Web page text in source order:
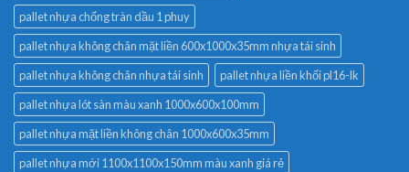
pallet nhựa chống tràn dầu 1 phuy
pallet nhựa không chân mặt liền 600x1000x35mm nhựa tái sinh
pallet nhựa không chân nhựa tái sinh
pallet nhựa liền khối pl16-lk
pallet nhựa lót sàn màu xanh 1000x600x100mm
pallet nhựa mặt liền không chân 1000x600x35mm
pallet nhựa mới 1100x1100x150mm màu xanh giá rẻ